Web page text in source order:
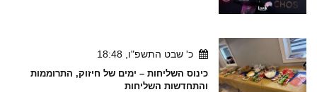
כ' שבט התשפ"ו, 18:48
כינוס השליחות – ימים של חיזוק, התרוממות
והתחדשות השליחות